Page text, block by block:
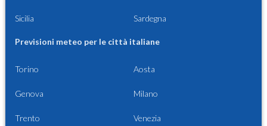
Sicilia Sardegna
Previsioni meteo per le città italiane
Torino Aosta
Genova Milano
Trento Venezia